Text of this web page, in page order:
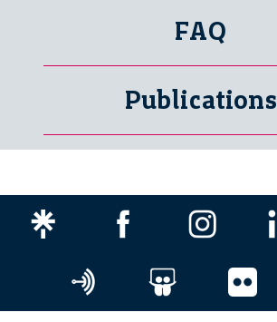
FAQ
Publications